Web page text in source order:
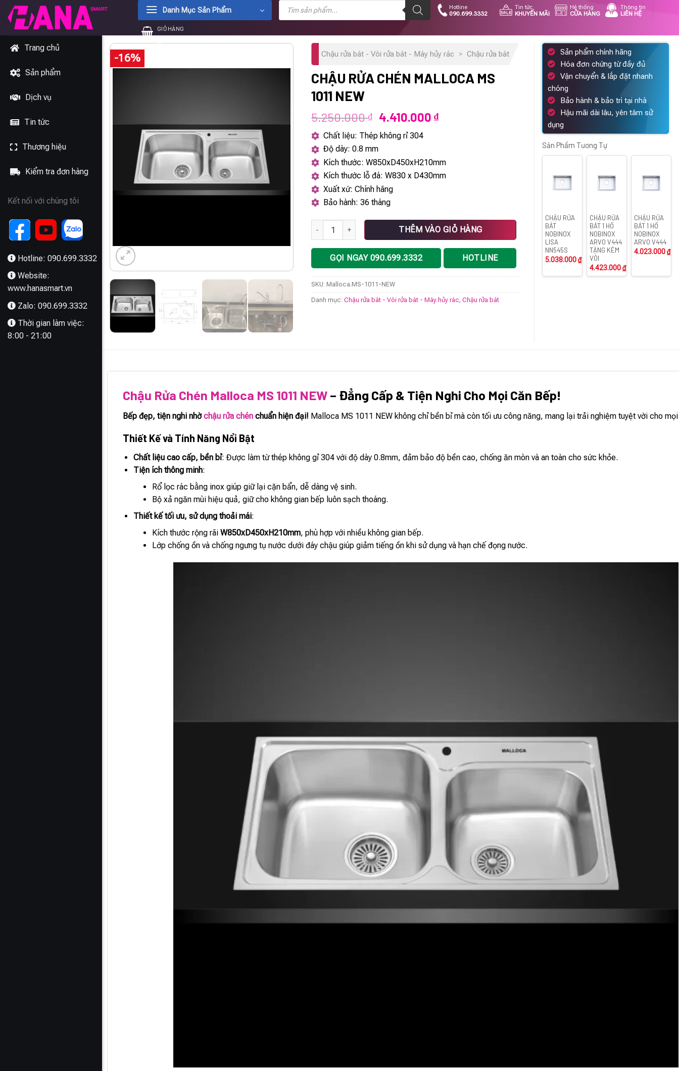
Chuyển
đến
dung
Danh Mục Sản Phẩm
Tìm
kiếm
phẩm
Hotline
090.699.3332
Tin tức
KHUYẾN MÃI
Hệ thống
CỬA HÀNG
Thông tin
LIÊN HỆ
GIỎ HÀNG
0₫
Trang chủ
Sản phẩm
Dịch vụ
Tin tức
Thương hiệu
Kiểm tra đơn hàng
Kết nối với chúng tôi
Hotline: 090.699.3332
Website:
www.hanasmart.vn
Zalo: 090.699.3332
Thời gian làm việc:
8:00 - 21:00
-16% Chậu rửa bát - Vòi rửa bát - Máy hủy rác > Chậu rửa bát
CHẬU RỬA CHÉN MALLOCA MS
1011 NEW
5.250.000₫
Giá
gốc
là:
5.250.000 ₫.
4.410.000 ₫Giá
4.410.000 ₫.
Chất liệu: Thép không rỉ 304
Độ dày: 0.8 mm
Kích thước: W850xD450xH210mm
Kích thước lỗ đá: W830 x D430mm
Xuất xứ: Chính hãng
Bảo hành: 36 tháng
Chậu rửa chén Malloca MS 1011 NEW số lượng
THÊM VÀO GIỎ HÀNG
GỌI NGAY 090.699.3332 HOTLINE
SKU:Malloca.MS-1011-NEW
Danh mục:Chậu rửa bát - Vòi rửa bát - Máy hủy rác,Chậu rửa bát
Sản phẩm chính hãng
Hóa đơn chứng từ đầy đủ
Vận chuyển & lắp đặt nhanh
chóng
Bảo hành & bảo trì tại nhà
Hậu mãi dài lâu, yên tâm sử
dụng
Sản Phẩm Tương Tự
CHẬU RỬA
BÁT
NOBINOX
LISA
NN545S
5.038.000₫
CHẬU RỬA
BÁT 1 HỐ
NOBINOX
ARVO V444
TẶNG KÈM
VÒI
4.423.000₫
CHẬU RỬA
BÁT 1 HỐ
NOBINOX
ARVO V444
4.023.000₫
Chậu Rửa Chén Malloca MS 1011 NEW– Đẳng Cấp & Tiện Nghi Cho Mọi Căn Bếp!
Bếp đẹp, tiện nghi nhờchậu rửa chén chuẩn hiện đại! Malloca MS 1011 NEW không chỉ bền bỉ mà còn tối ưu công năng, mang lại trải nghiệm tuyệt vời cho
Thiết Kế và Tính Năng Nổi Bật
Chất liệu cao cấp, bền bỉ: Được làm từ thép không gỉ 304 với độ dày 0.8mm, đảm bảo độ bền cao, chống ăn mòn và an toàn cho sức khỏe.
Tiện ích thông minh:
Rổ lọc rác bằng inox giúp giữ lại cặn bẩn, dễ dàng vệ sinh.
Bộ xả ngăn mùi hiệu quả, giữ cho không gian bếp luôn sạch thoáng.
Thiết kế tối ưu, sử dụng thoải mái:
Kích thước rộng rãi W850xD450xH210mm, phù hợp với nhiều không gian bếp.
Lớp chống ồn và chống ngưng tụ nước dưới đáy chậu giúp giảm tiếng ồn khi sử dụng và hạn chế đọng nước.